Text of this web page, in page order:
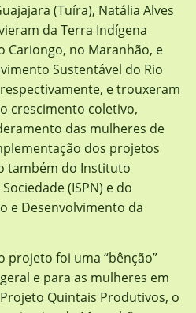
(Tuíra), Natália Alves
da Terra Indígena
Cariongo, no Maranhão, e
Sustentável do Rio
e trouxeram
crescimento coletivo,
das mulheres de
dos projetos
também do Instituto
(ISPN) e do
e Desenvolvimento da
projeto foi uma “bênção”
e para as mulheres em
Quintais Produtivos, o